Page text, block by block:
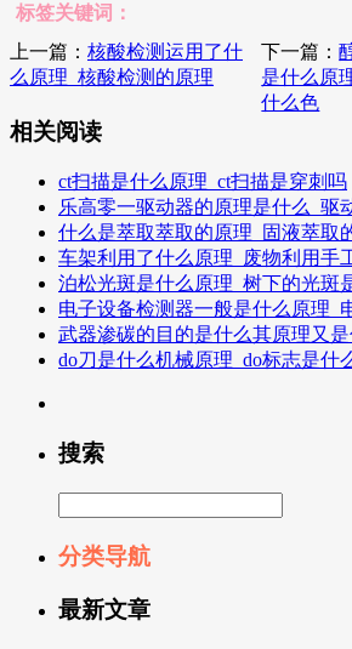
标签关键词：
上一篇： 核酸检测运用了什
么原理_核酸检测的原理
下一篇：
是什么原
什么色
相关阅读
ct扫描是什么原理_ct扫描是穿刺吗
乐高零一驱动器的原理是什么_驱
什么是萃取萃取的原理_固液萃取
车架利用了什么原理_废物利用手
泊松光斑是什么原理_树下的光斑
电子设备检测器一般是什么原理_
武器渗碳的目的是什么其原理又
do刀是什么机械原理_do标志是什
搜索
分类导航
最新文章